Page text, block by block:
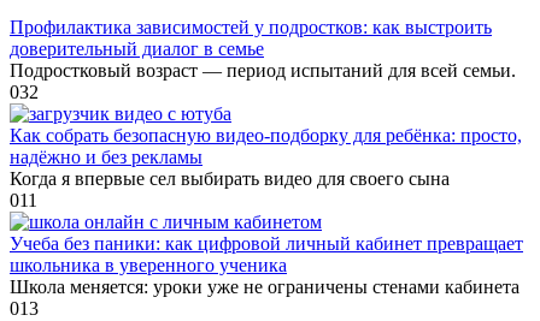
Профилактика зависимостей у подростков: как выстроить
доверительный диалог в семье
Подростковый возраст — период испытаний для всей семьи.
032
Как собрать безопасную видео‑подборку для ребёнка: просто,
надёжно и без рекламы
Когда я впервые сел выбирать видео для своего сына
011
Учеба без паники: как цифровой личный кабинет превращает
школьника в уверенного ученика
Школа меняется: уроки уже не ограничены стенами кабинета
013